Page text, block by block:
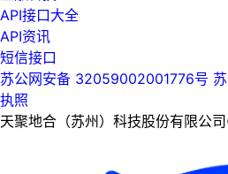
API接口大全
API资讯
短信接口
苏公网安备 32059002001776号
执照
天聚地合（苏州）科技股份有限公